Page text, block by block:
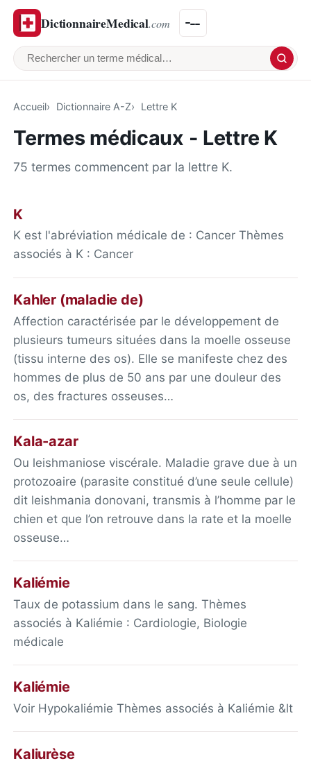
DictionnaireMedical.com
Rechercher un terme médical
Accueil Dictionnaire A-Z Lettre K
Termes médicaux - Lettre K
75 termes commencent par la lettre K.
K
K est l'abréviation médicale de : Cancer Thèmes
associés à K : Cancer
Kahler (maladie de)
Affection caractérisée par le développement de
plusieurs tumeurs situées dans la moelle osseuse
(tissu interne des os). Elle se manifeste chez des
hommes de plus de 50 ans par une douleur des
os, des fractures osseuses…
Kala-azar
Ou leishmaniose viscérale. Maladie grave due à un
protozoaire (parasite constitué d’une seule cellule)
dit leishmania donovani, transmis à l’homme par le
chien et que l’on retrouve dans la rate et la moelle
osseuse…
Kaliémie
Taux de potassium dans le sang. Thèmes
associés à Kaliémie : Cardiologie, Biologie
médicale
Kaliémie
Voir Hypokaliémie Thèmes associés à Kaliémie &lt
Kaliurèse